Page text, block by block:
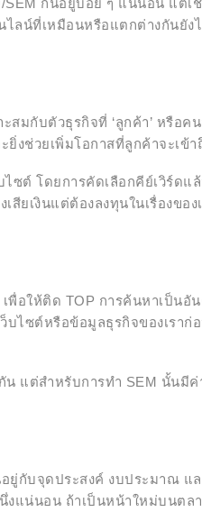
SEM กันอยู่บ่อย ๆ แน่นอน แต่เ
ลน์ที่เหมือนหรือแตกต่างกันยัง
ะสมกับตัวธุรกิจที่ ‘ลูกค้า’ หรือค
งช่วยเพิ่มโอกาสที่ลูกค้าจะเข้า
ซต์ โดยการคัดเลือกคีย์เวิร์ดแ
ยเงินแต่ต้องลงทุนในเรื่องของ
พื่อให้ติด TOP การค้นหาเป็นอั
ไซต์หรือข้อมูลธุรกิจของเราก่
น แต่สำหรับการทำ SEM นั้นมีค่
กับจุดประสงค์ งบประมาณ แล
แน่นอน ถ้าเป็นหน้าใหม่บนตลา